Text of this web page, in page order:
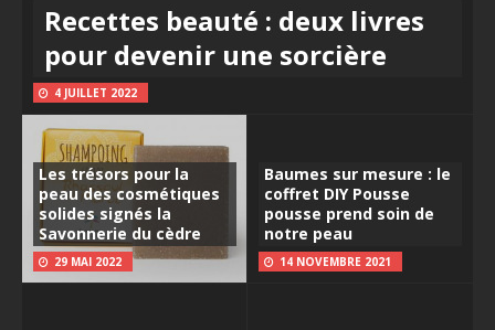
Recettes beauté : deux livres
pour devenir une sorcière
4 JUILLET 2022
Les trésors pour la
peau des cosmétiques
solides signés la
Savonnerie du cèdre
29 MAI 2022
Baumes sur mesure : le
coffret DIY Pousse
pousse prend soin de
notre peau
14 NOVEMBRE 2021